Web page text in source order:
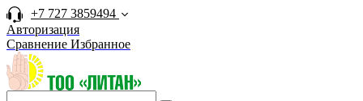
+7 727 3859494
Авторизация
Сравнение Избранное